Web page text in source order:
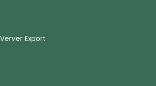
Export